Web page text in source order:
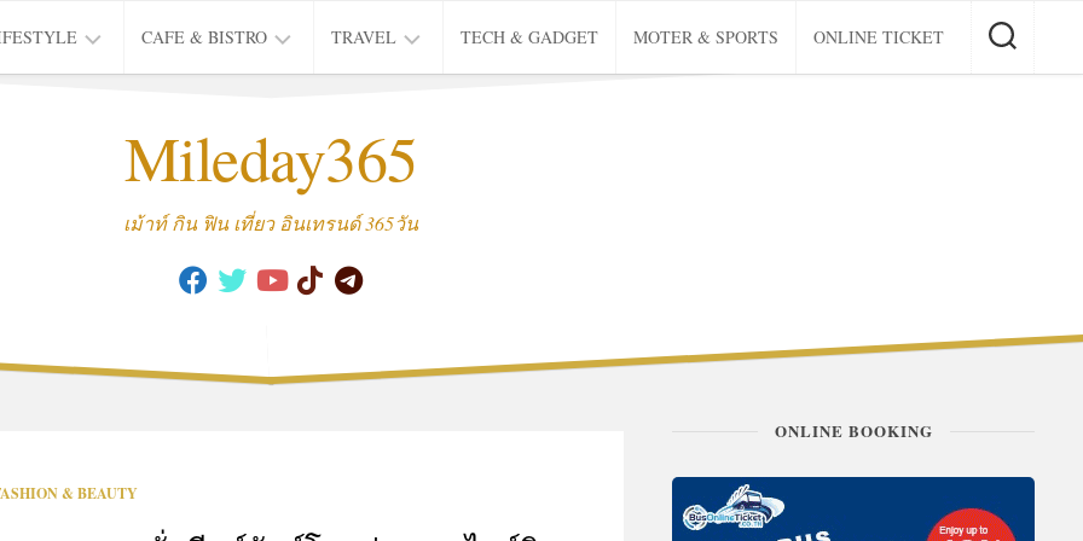
CAFE & BISTRO
CAFE
TRAVEL
THAI
TRIP
TECH & GADGET MOTER & SPORTS ONLINE TICKET
Mileday365
เม้าท์ กิน ฟิน เที่ยว อินเทรนด์ 365วัน
& BEAUTY
ONLINE BOOKING